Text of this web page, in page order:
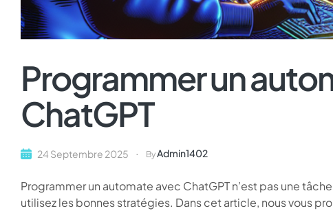
Programmer un
ChatGPT
24 Septembre 2025 ByAdmin1402
Programmer un automate avec ChatGPT n’est pas une
utilisez les bonnes stratégies. Dans cet article, nous vous